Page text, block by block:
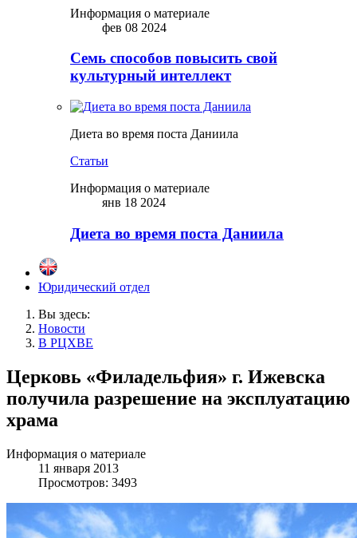
Информация о материале
фев 08 2024
Семь способов повысить свой
культурный интеллект
Диета во время поста Даниила
Статьи
Информация о материале
янв 18 2024
Диета во время поста Даниила
Юридический отдел
Вы здесь:
Новости
В РЦХВЕ
Церковь «Филадельфия» г. Ижевска
получила разрешение на эксплуатацию
храма
Информация о материале
11 января 2013
Просмотров: 3493